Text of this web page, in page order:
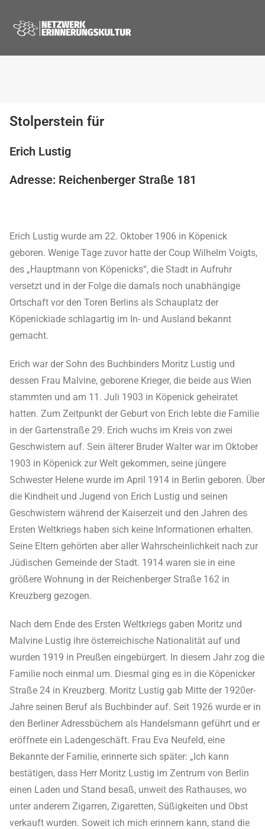
Stolperstein für
Erich Lustig
Adresse: Reichenberger Straße 181
Erich Lustig wurde am 22. Oktober 1906 in Köpenick
geboren. Wenige Tage zuvor hatte der Coup Wilhelm Voigts,
des „Hauptmann von Köpenicks“, die Stadt in Aufruhr
versetzt und in der Folge die damals noch unabhängige
Ortschaft vor den Toren Berlins als Schauplatz der
Köpenickiade schlagartig im In- und Ausland bekannt
gemacht.
Erich war der Sohn des Buchbinders Moritz Lustig und
dessen Frau Malvine, geborene Krieger, die beide aus Wien
stammten und am 11. Juli 1903 in Köpenick geheiratet
hatten. Zum Zeitpunkt der Geburt von Erich lebte die Familie
in der Gartenstraße 29. Erich wuchs im Kreis von zwei
Geschwistern auf. Sein älterer Bruder Walter war im Oktober
1903 in Köpenick zur Welt gekommen, seine jüngere
Schwester Helene wurde im April 1914 in Berlin geboren. Über
die Kindheit und Jugend von Erich Lustig und seinen
Geschwistern während der Kaiserzeit und den Jahren des
Ersten Weltkriegs haben sich keine Informationen erhalten.
Seine Eltern gehörten aber aller Wahrscheinlichkeit nach zur
Jüdischen Gemeinde der Stadt. 1914 waren sie in eine
größere Wohnung in der Reichenberger Straße 162 in
Kreuzberg gezogen.
Nach dem Ende des Ersten Weltkriegs gaben Moritz und
Malvine Lustig ihre österreichische Nationalität auf und
wurden 1919 in Preußen eingebürgert. In diesem Jahr zog die
Familie noch einmal um. Diesmal ging es in die Köpenicker
Straße 24 in Kreuzberg. Moritz Lustig gab Mitte der 1920er-
Jahre seinen Beruf als Buchbinder auf. Seit 1926 wurde er in
den Berliner Adressbüchern als Handelsmann geführt und er
eröffnete ein Ladengeschäft. Frau Eva Neufeld, eine
Bekannte der Familie, erinnerte sich später: „Ich kann
bestätigen, dass Herr Moritz Lustig im Zentrum von Berlin
einen Laden und Stand besaß, unweit des Rathauses, wo
unter anderem Zigarren, Zigaretten, Süßigkeiten und Obst
verkauft wurden. Soweit ich mich erinnern kann, stand die